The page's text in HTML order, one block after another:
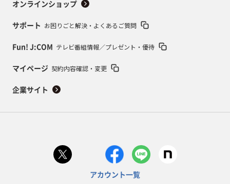
オンラインショップ
サポート お困りごと解決・よくあるご質問
Fun! J:COM テレビ番組情報／プレゼント・優待
マイページ 契約内容確認・変更
企業サイト
アカウント一覧